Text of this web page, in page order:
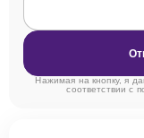
Нажимая на кнопку, я
соответствии с